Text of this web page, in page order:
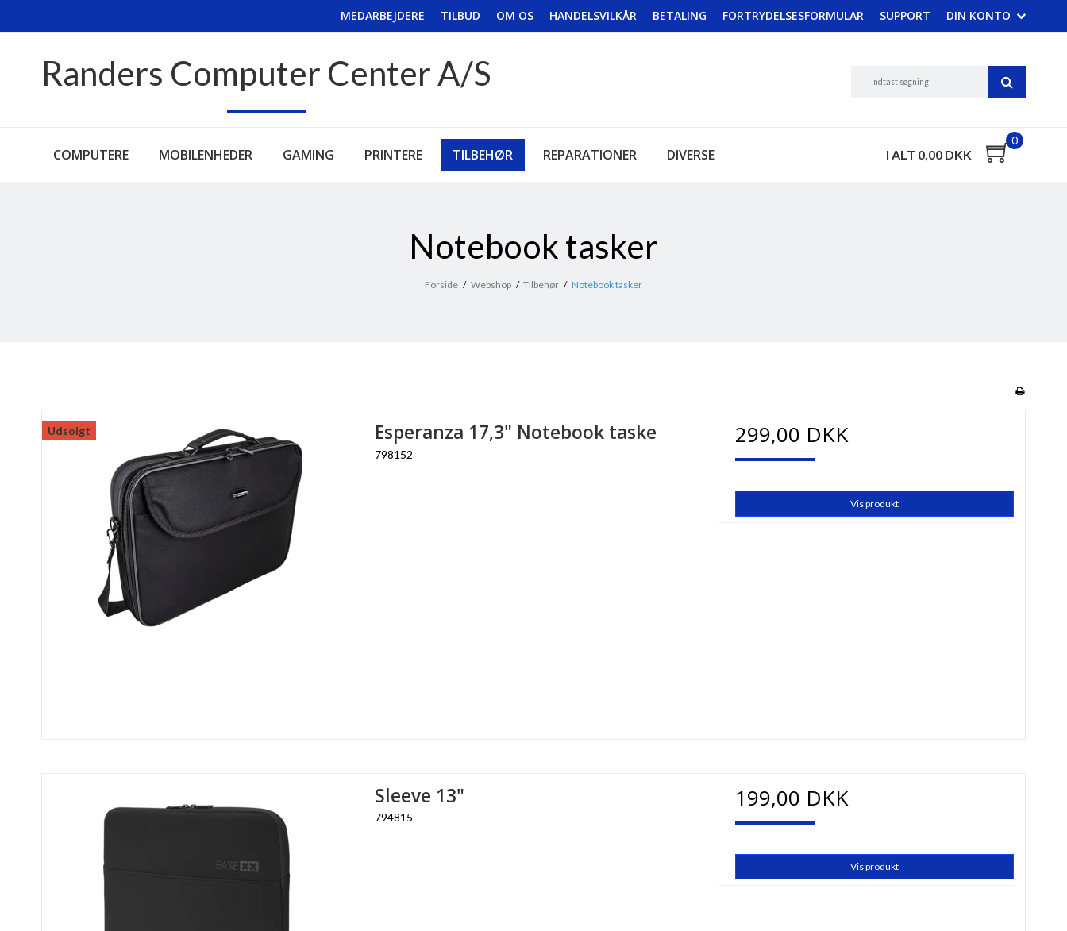
MEDARBEJDERE TILBUD OM OS HANDELSVILKÅR BETALING FORTRYDELSESFORMULAR SUPPORT DIN KONTO
Randers Computer Center A/S
COMPUTERE MOBILENHEDER GAMING PRINTERE TILBEHØR REPARATIONER DIVERSE I ALT 0,00 DKK
0
Notebook tasker
Forside / Webshop / Tilbehør / Notebook tasker
Udsolgt Esperanza 17,3" Notebook taske
798152
299,00 DKK
Vis produkt
Sleeve 13"
794815
199,00 DKK
Vis produkt